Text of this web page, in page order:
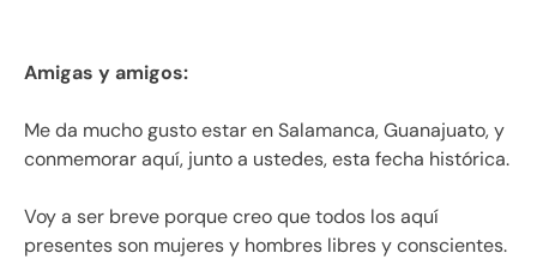
Amigas y amigos:
Me da mucho gusto estar en Salamanca, Guanajuato, y
conmemorar aquí, junto a ustedes, esta fecha histórica.
Voy a ser breve porque creo que todos los aquí
presentes son mujeres y hombres libres y conscientes.